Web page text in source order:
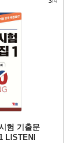
험 기출문
LISTENI